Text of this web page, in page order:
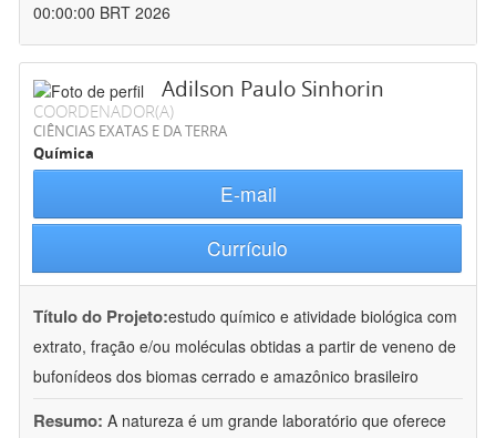
00:00:00 BRT 2026
Adilson Paulo Sinhorin
COORDENADOR(A)
CIÊNCIAS EXATAS E DA TERRA
Química
E-mail
Currículo
Título do Projeto:estudo químico e atividade biológica com
extrato, fração e/ou moléculas obtidas a partir de veneno de
bufonídeos dos biomas cerrado e amazônico brasileiro
Resumo: A natureza é um grande laboratório que oferece